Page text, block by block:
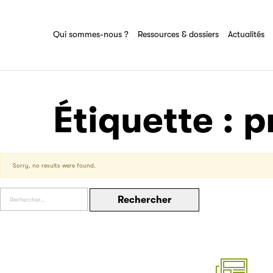
Qui sommes-nous ? Ressources & dossiers Actualités
d'expertise du groupe Sciences pour tous
Étiquette :
Sorry, no results were found.